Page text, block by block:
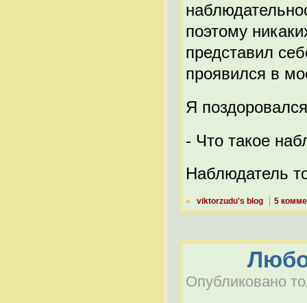
поэтому
представил
проявился в
Я
- Что такое
Наблюдатель
» viktorzudu's blog 5
Опубликовано